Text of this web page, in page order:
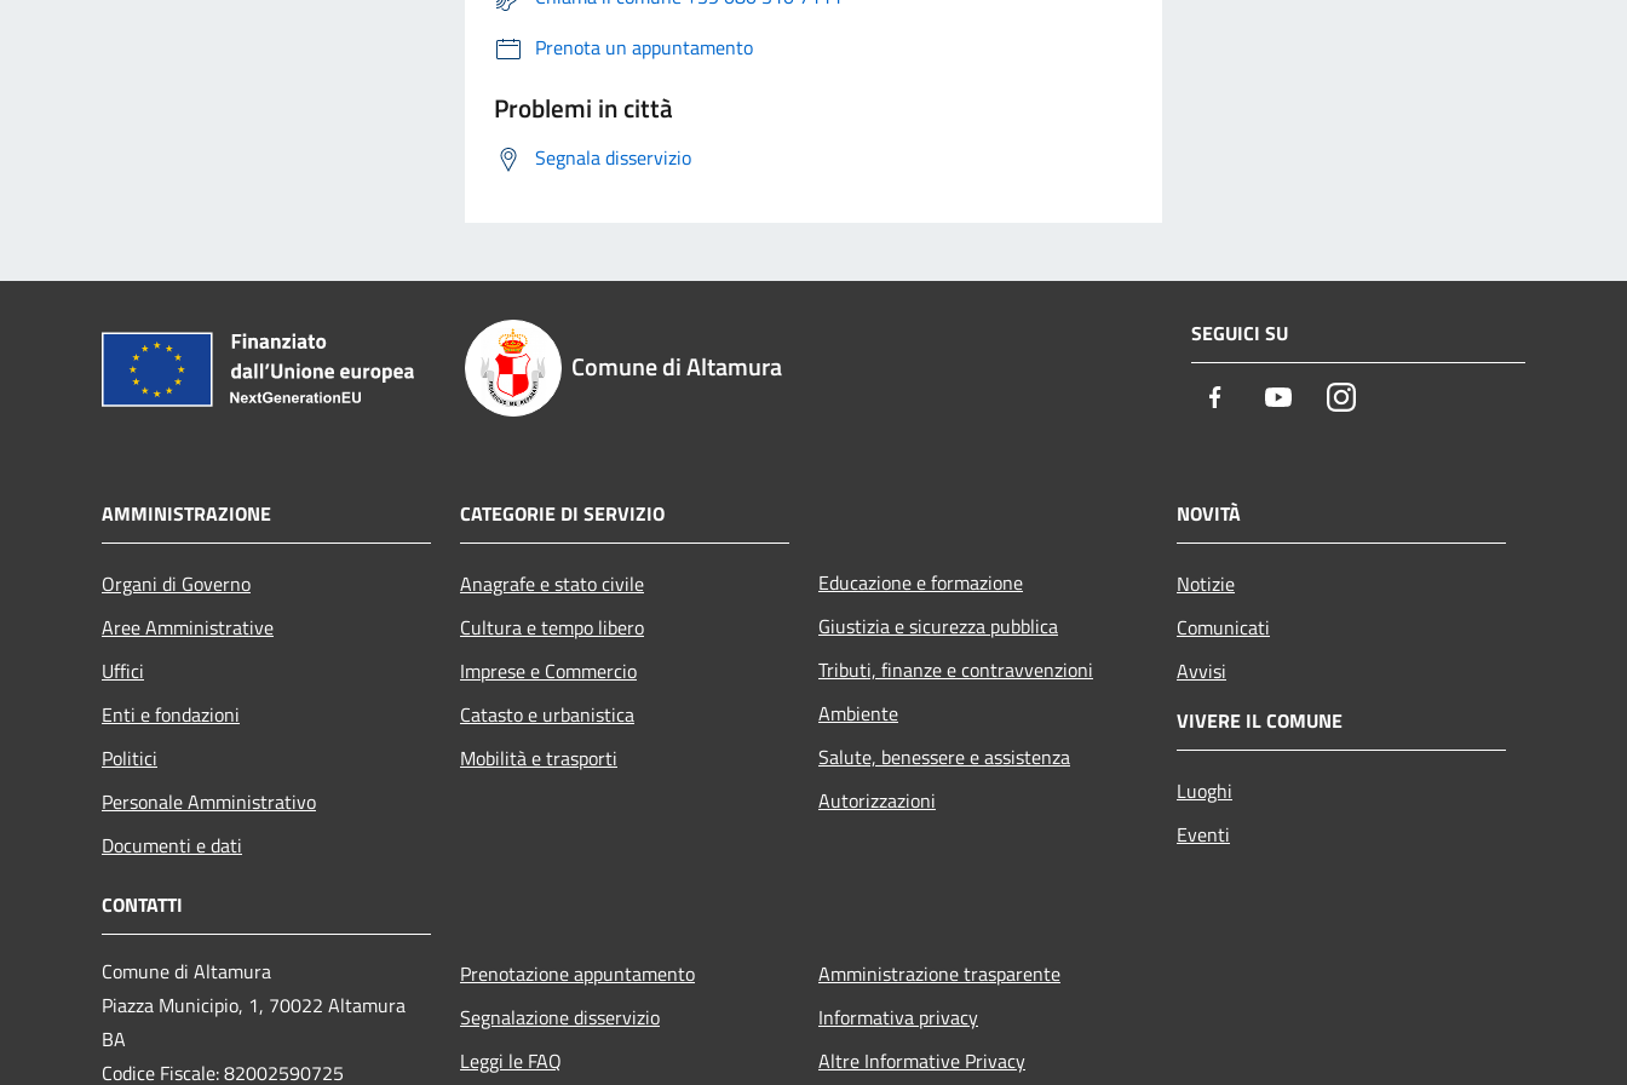
Prenota un appuntamento
Problemi in città
Segnala disservizio
Comune di Altamura
SEGUICI SU
Facebook YoutubeInstagram
AMMINISTRAZIONE
Organi di Governo
Aree Amministrative
Uffici
Enti e fondazioni
Politici
Personale Amministrativo
Documenti e dati
CATEGORIE DI SERVIZIO
Anagrafe e stato civile
Cultura e tempo libero
Imprese e Commercio
Catasto e urbanistica
Mobilità e trasporti
Educazione e formazione
Giustizia e sicurezza pubblica
Tributi, finanze e contravvenzioni
Ambiente
Salute, benessere e assistenza
Autorizzazioni
NOVITÀ
Notizie
Comunicati
Avvisi
VIVERE IL COMUNE
Luoghi
Eventi
CONTATTI
Comune di Altamura
Piazza Municipio, 1, 70022 Altamura
BA
Codice Fiscale: 82002590725
Prenotazione appuntamento
Segnalazione disservizio
Leggi le FAQ
Amministrazione trasparente
Informativa privacy
Altre Informative Privacy